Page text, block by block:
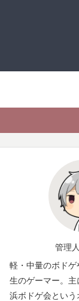
管理
軽・中量のボド
生のゲーマー。
浜ボドゲ会とい